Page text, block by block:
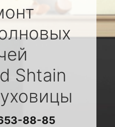
Shtain
88-85